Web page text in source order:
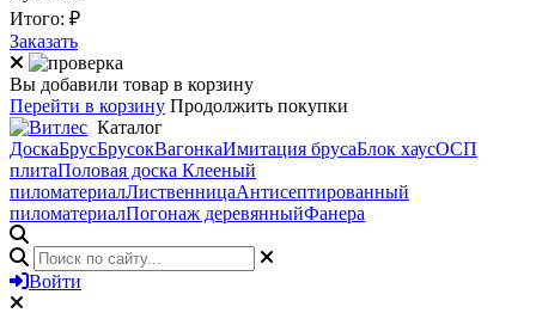
Итого: ₽
Заказать
Вы добавили товар в корзину
Перейти в корзину Продолжить покупки
Каталог
ДоскаБрусБрусокВагонкаИмитация брусаБлок хаусОСП
плитаПоловая доска Клееный
пиломатериалЛиственницаАнтисептированный
пиломатериалПогонаж деревянныйФанера
Войти